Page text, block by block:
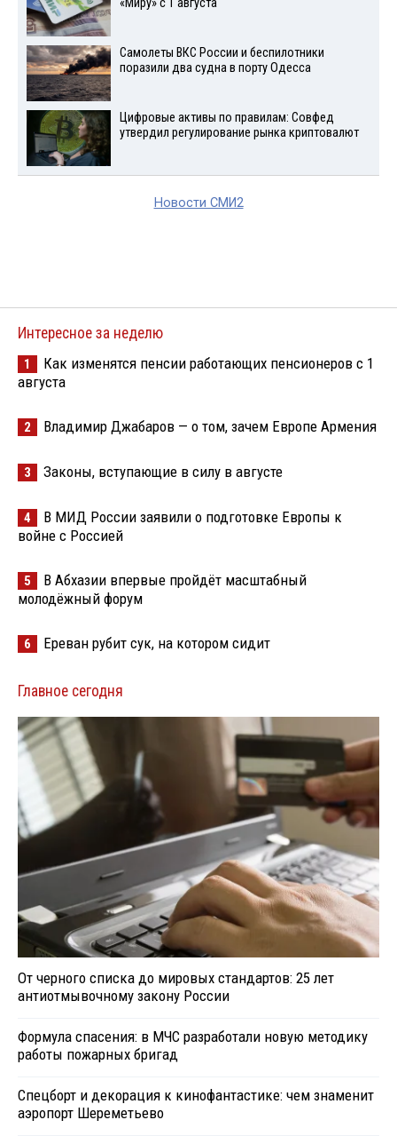
«Миру» с 1 августа
Самолеты ВКС России и беспилотники
поразили два судна в порту Одесса
Цифровые активы по правилам: Совфед
утвердил регулирование рынка криптовалют
Новости СМИ2
Интересное за неделю
1
Как изменятся пенсии работающих пенсионеров с 1
августа
2 Владимир Джабаров — о том, зачем Европе Армения
3 Законы, вступающие в силу в августе
4
В МИД России заявили о подготовке Европы к
войне с Россией
5
В Абхазии впервые пройдёт масштабный
молодёжный форум
6 Ереван рубит сук, на котором сидит
Главное сегодня
От черного списка до мировых стандартов: 25 лет
антиотмывочному закону России
Формула спасения: в МЧС разработали новую методику
работы пожарных бригад
Спецборт и декорация к кинофантастике: чем знаменит
аэропорт Шереметьево